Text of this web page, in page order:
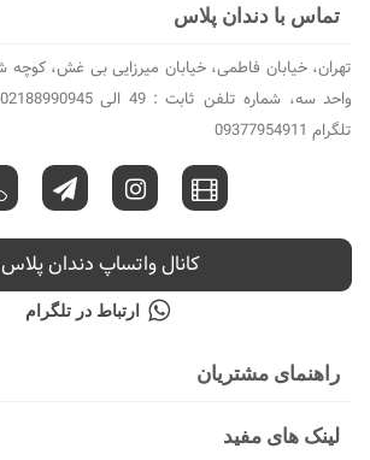
راهنمای مشتریان
لینک های مفید
تماس با دندان پلاس
تلگرام 09377954911
کانال واتساپ دندان پلاس
ارتباط در تلگرام